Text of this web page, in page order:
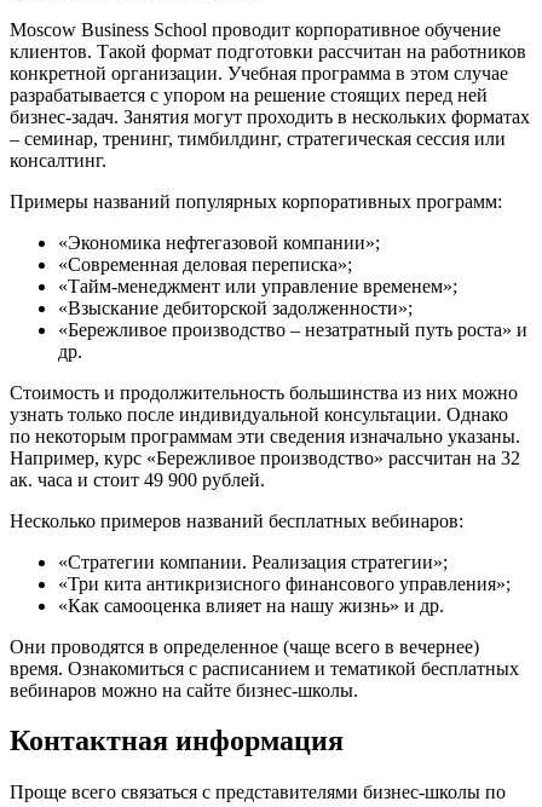
Moscow Business School проводит корпоративное обучение
клиентов. Такой формат подготовки рассчитан на работников
конкретной организации. Учебная программа в этом случае
разрабатывается с упором на решение стоящих перед ней
бизнес-задач. Занятия могут проходить в нескольких форматах
– семинар, тренинг, тимбилдинг, стратегическая сессия или
консалтинг.
Примеры названий популярных корпоративных программ:
«Экономика нефтегазовой компании»;
«Современная деловая переписка»;
«Тайм-менеджмент или управление временем»;
«Взыскание дебиторской задолженности»;
«Бережливое производство – незатратный путь роста» и
др.
Стоимость и продолжительность большинства из них можно
узнать только после индивидуальной консультации. Однако
по некоторым программам эти сведения изначально указаны.
Например, курс «Бережливое производство» рассчитан на 32
ак. часа и стоит 49 900 рублей.
Несколько примеров названий бесплатных вебинаров:
«Стратегии компании. Реализация стратегии»;
«Три кита антикризисного финансового управления»;
«Как самооценка влияет на нашу жизнь» и др.
Они проводятся в определенное (чаще всего в вечернее)
время. Ознакомиться с расписанием и тематикой бесплатных
вебинаров можно на сайте бизнес-школы.
Контактная информация
Проще всего связаться с представителями бизнес-школы по